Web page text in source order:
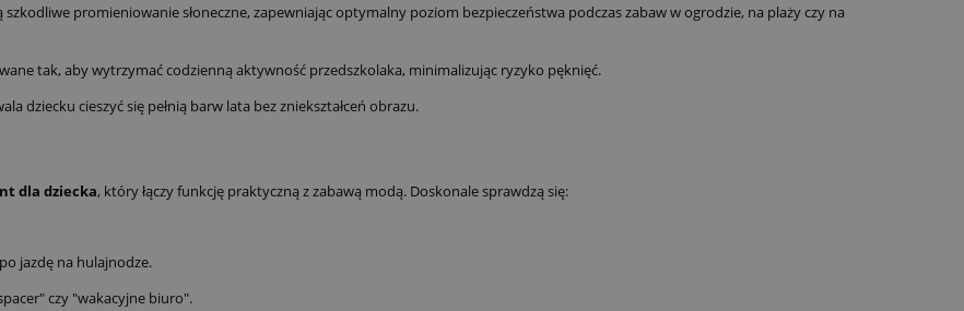
szkodliwe promieniowanie słoneczne, zapewniając optymalny poziom bezpieczeństwa podczas zabaw w ogrodzie, na plaży czy na
tak, aby wytrzymać codzienną aktywność przedszkolaka, minimalizując ryzyko pęknięć.
dziecku cieszyć się pełnią barw lata bez zniekształceń obrazu.
dla dziecka, który łączy funkcję praktyczną z zabawą modą. Doskonale sprawdzą się:
jazdę na hulajnodze.
czy "wakacyjne biuro".